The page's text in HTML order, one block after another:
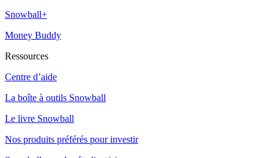
Snowball+
Money Buddy
Ressources
Centre d’aide
La boîte à outils Snowball
Le livre Snowball
Nos produits préférés pour investir